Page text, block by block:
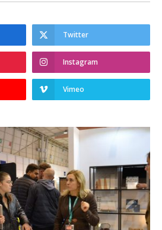
Twitter
Instagram
Vimeo